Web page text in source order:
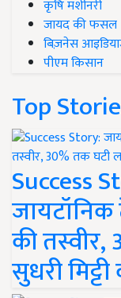
कृषि मशीनरी
जायद की फसल
बिज़नेस
पीएम किसान
Top
Success
की
सुधरी